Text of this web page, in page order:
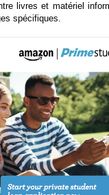
livres et matériel
spécifiques.